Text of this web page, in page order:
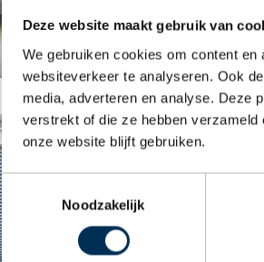
Deze website maakt gebruik van
We gebruiken cookies om content
websiteverkeer te analyseren. Ook
media, adverteren en analyse. Deze
verstrekt of die ze hebben
onze website blijft gebruiken.
Toestemmingsselectie
Noodzakelijk